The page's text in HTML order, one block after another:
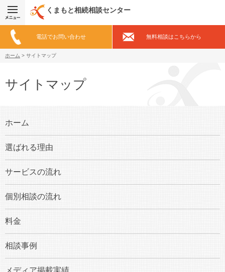
くまもと相続相談センター
電話でお問い合わせ 無料相談はこちらから
ホーム > サイトマップ
サイトマップ
ホーム
選ばれる理由
サービスの流れ
個別相談の流れ
料金
相談事例
メディア掲載実績